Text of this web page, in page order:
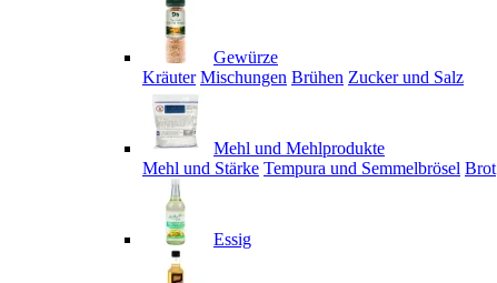
Gewürze
Kräuter Mischungen Brühen Zucker und Salz
Mehl und Mehlprodukte
Mehl und Stärke Tempura und Semmelbrösel Brot
Essig